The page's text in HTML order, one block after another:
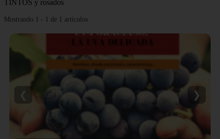
TINTOS y rosados
Mostrando 1 - 1 de 1 artículos
❮ ❯